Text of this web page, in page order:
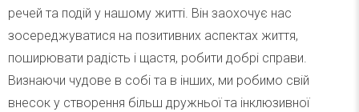
речей та подій у нашому житті. Він заохочує нас
зосереджуватися на позитивних аспектах життя,
поширювати радість і щастя, робити добрі справи.
Визнаючи чудове в собі та в інших, ми робимо свій
внесок у створення більш дружньої та інклюзивної